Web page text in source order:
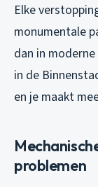
Elke
monumentale
dan in
in de
en je maakt
problemen